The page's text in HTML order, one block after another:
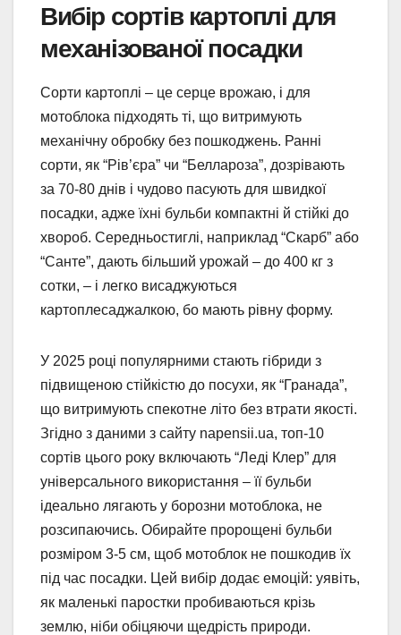
Вибір сортів картоплі для
механізованої посадки
Сорти картоплі – це серце врожаю, і для
мотоблока підходять ті, що витримують
механічну обробку без пошкоджень. Ранні
сорти, як “Рів’єра” чи “Беллароза”, дозрівають
за 70-80 днів і чудово пасують для швидкої
посадки, адже їхні бульби компактні й стійкі до
хвороб. Середньостиглі, наприклад “Скарб” або
“Санте”, дають більший урожай – до 400 кг з
сотки, – і легко висаджуються
картоплесаджалкою, бо мають рівну форму.
У 2025 році популярними стають гібриди з
підвищеною стійкістю до посухи, як “Гранада”,
що витримують спекотне літо без втрати якості.
Згідно з даними з сайту napensii.ua, топ-10
сортів цього року включають “Леді Клер” для
універсального використання – її бульби
ідеально лягають у борозни мотоблока, не
розсипаючись. Обирайте пророщені бульби
розміром 3-5 см, щоб мотоблок не пошкодив їх
під час посадки. Цей вибір додає емоцій: уявіть,
як маленькі паростки пробиваються крізь
землю, ніби обіцяючи щедрість природи.